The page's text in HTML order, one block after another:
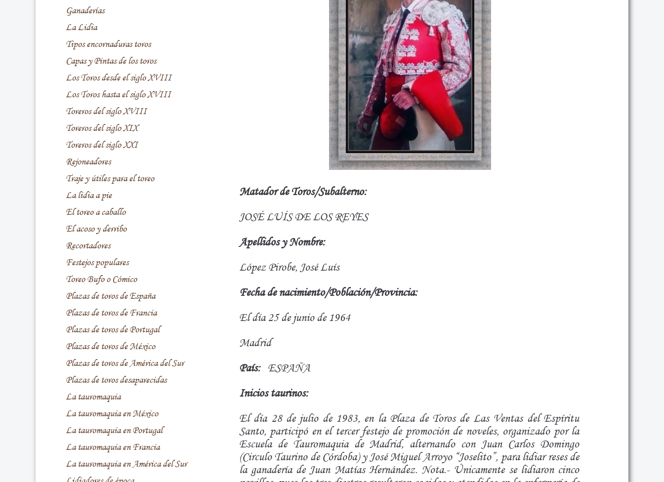
Ganaderías
La Lidia
Tipos encornaduras toros
Capas y Pintas de los toros
Los Toros desde el siglo XVIII
Los Toros hasta el siglo XVIII
Toreros del siglo XVIII
Toreros del siglo XIX
Toreros del siglo XXI
Rejoneadores
Traje y útiles para el toreo
La lidia a pie
El toreo a caballo
El acoso y derribo
Recortadores
Festejos populares
Toreo Bufo o Cómico
Plazas de toros de España
Plazas de toros de Francia
Plazas de toros de Portugal
Plazas de toros de México
Plazas de toros de América del Sur
Plazas de toros desaparecidas
La tauromaquia
La tauromaquia en México
La tauromaquia en Portugal
La tauromaquia en Francia
La tauromaquia en América del Sur
Matador de Toros/Subalterno:
JOSÉ LUÍS DE LOS REYES
Apellidos y Nombre:
López Pirobe, José Luís
Fecha de nacimiento/Población/Provincia:
El día 25 de junio de 1964
Madrid
País:ESPAÑA
Inicios taurinos:
El día 28 de julio de 1983, en la Plaza de Toros de Las Ventas del Espíritu
Santo, participó en el tercer festejo de promoción de noveles, organizado por la
Escuela de Tauromaquia de Madrid, alternando con Juan Carlos Domingo
(Circulo Taurino de Córdoba) y José Miguel Arroyo “Joselito”, para lidiar reses de
la ganadería de Juan Matías Hernández. Nota.- Únicamente se lidiaron cinco